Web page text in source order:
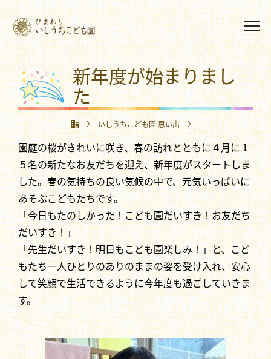
新年度が始まりまし
た
いしうちこども園 思い出
新年度が始まりました
園庭の桜がきれいに咲き、春の訪れとともに４月に１
５名の新たなお友だちを迎え、新年度がスタートしま
した。春の気持ちの良い気候の中で、元気いっぱいに
あそぶこどもたちです。
「今日もたのしかった！こども園だいすき！お友だち
だいすき！」
「先生だいすき！明日もこども園楽しみ！」と、こど
もたち一人ひとりのありのままの姿を受け入れ、安心
して笑顔で生活できるように今年度も過ごしていきま
す。